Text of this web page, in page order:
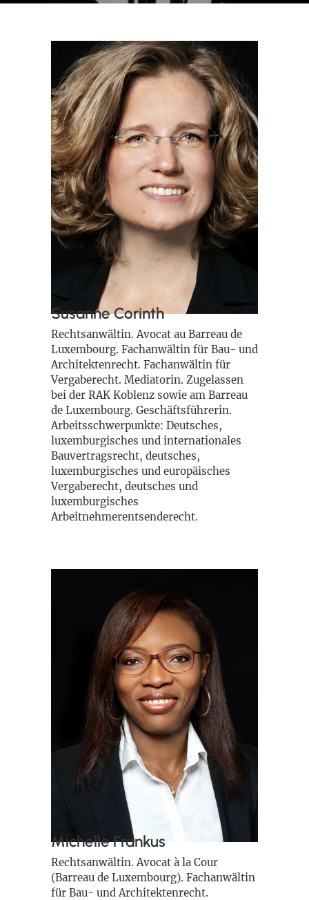
Susanne Corinth
Rechtsanwältin. Avocat au Barreau de
Luxembourg. Fachanwältin für Bau- und
Architektenrecht. Fachanwältin für
Vergaberecht. Mediatorin. Zugelassen
bei der RAK Koblenz sowie am Barreau
de Luxembourg. Geschäftsführerin.
Arbeitsschwerpunkte: Deutsches,
luxemburgisches und internationales
Bauvertragsrecht, deutsches,
luxemburgisches und europäisches
Vergaberecht, deutsches und
luxemburgisches
Arbeitnehmerentsenderecht.
Michelle Frankus
Rechtsanwältin. Avocat à la Cour
(Barreau de Luxembourg). Fachanwältin
für Bau- und Architektenrecht.